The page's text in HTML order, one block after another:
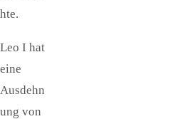
hte.
Leo I hat
eine
Ausdehn
ung von